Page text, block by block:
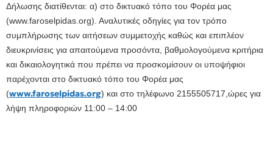
Δήλωσης διατίθενται: α) στο δικτυακό τόπο του Φορέα μας
(www.faroselpidas.org). Αναλυτικές οδηγίες για τον τρόπο
συμπλήρωσης των αιτήσεων συμμετοχής καθώς και επιπλέον
διευκρινίσεις για απαιτούμενα προσόντα, βαθμολογούμενα κριτήρια
και δικαιολογητικά που πρέπει να προσκομίσουν οι υποψήφιοι
παρέχονται στο δικτυακό τόπο του Φορέα μας
(www.faroselpidas.org) και στο τηλέφωνο 2155505717,ώρες για
λήψη πληροφοριών 11:00 – 14:00